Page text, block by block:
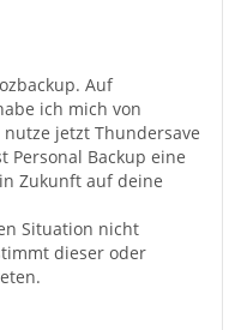
Auf
ich mich von
jetzt Thundersave
Personal Backup eine
Zukunft auf deine
Situation nicht
dieser oder